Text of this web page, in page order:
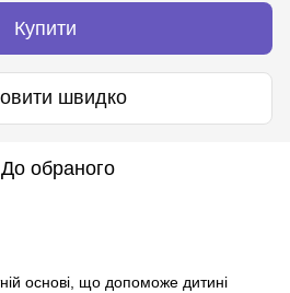
Купити
швидко
До обраного
основі, що допоможе дитині